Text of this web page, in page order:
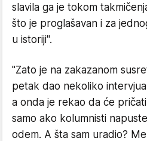
slavila ga je tokom
što je proglašavan i za
u istoriji".
"Zato je na zakazanom
petak dao nekoliko
a onda je rekao da će
samo ako kolumnisti
odem. A šta sam uradio?